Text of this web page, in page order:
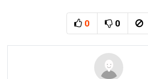
0
추천
0
비추천신